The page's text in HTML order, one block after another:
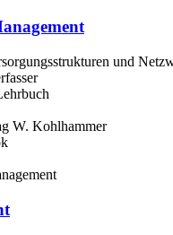
und
W. Kohlhammer